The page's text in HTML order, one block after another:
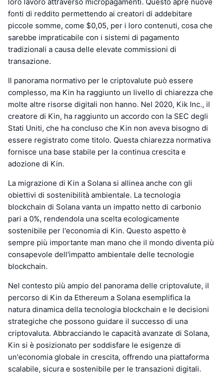
fonti di reddito permettendo ai creatori di addebitare
piccole somme, come $0,05, per i loro contenuti, cosa che
sarebbe impraticabile con i sistemi di pagamento
tradizionali a causa delle elevate commissioni di
transazione.
Il panorama normativo per le criptovalute può essere
complesso, ma Kin ha raggiunto un livello di chiarezza che
molte altre risorse digitali non hanno. Nel 2020, Kik Inc., il
creatore di Kin, ha raggiunto un accordo con la SEC degli
Stati Uniti, che ha concluso che Kin non aveva bisogno di
essere registrato come titolo. Questa chiarezza normativa
fornisce una base stabile per la continua crescita e
adozione di Kin.
La migrazione di Kin a Solana si allinea anche con gli
obiettivi di sostenibilità ambientale. La tecnologia
blockchain di Solana vanta un impatto netto di carbonio
pari a 0%, rendendola una scelta ecologicamente
sostenibile per l'economia di Kin. Questo aspetto è
sempre più importante man mano che il mondo diventa più
consapevole dell'impatto ambientale delle tecnologie
blockchain.
Nel contesto più ampio del panorama delle criptovalute, il
percorso di Kin da Ethereum a Solana esemplifica la
natura dinamica della tecnologia blockchain e le decisioni
strategiche che possono guidare il successo di una
criptovaluta. Abbracciando le capacità avanzate di Solana,
Kin si è posizionato per soddisfare le esigenze di
un'economia globale in crescita, offrendo una piattaforma
scalabile, sicura e sostenibile per le transazioni digitali.